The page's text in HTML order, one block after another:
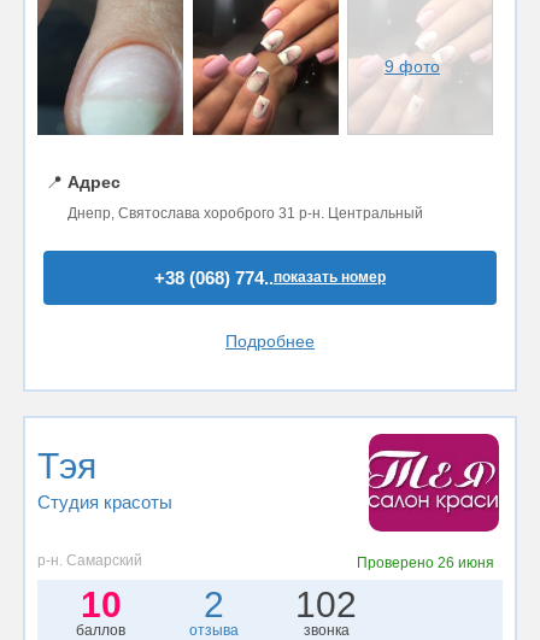
9 фото
📍 Адрес
Днепр, Святослава хороброго 31 р-н. Центральный
+38 (068) 774..показать номер
Подробнее
Тэя
Студия красоты
р-н. Самарский Проверено 26 июня
10
баллов
2
отзыва
102
звонка